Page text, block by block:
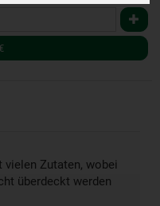
€
Zutaten, wobei
überdeckt werden